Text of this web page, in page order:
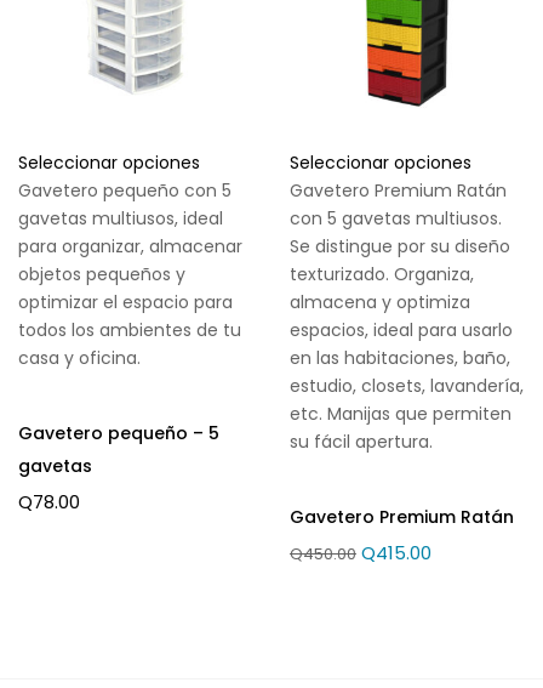
Seleccionar opciones
Gavetero pequeño con 5
gavetas multiusos, ideal
para organizar, almacenar
objetos pequeños y
optimizar el espacio para
todos los ambientes de tu
casa y oficina.
Gavetero pequeño – 5
gavetas
Q78.00
Seleccionar opciones
Gavetero Premium Ratán
con 5 gavetas multiusos.
Se distingue por su diseño
texturizado. Organiza,
almacena y optimiza
espacios, ideal para usarlo
en las habitaciones, baño,
estudio, closets, lavandería,
etc. Manijas que permiten
su fácil apertura.
Gavetero Premium Ratán
Q450.00 Q415.00